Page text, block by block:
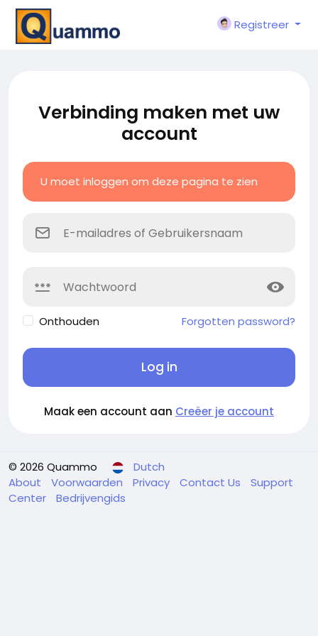
Registreer
Verbinding maken met uw
account
U moet inloggen om deze pagina te zien
Onthouden Forgotten password?
Log in
Maak een account aan Creëer je account
© 2026 Quammo
Dutch
About
Voorwaarden Privacy Contact Us
Support
Center
Bedrijvengids